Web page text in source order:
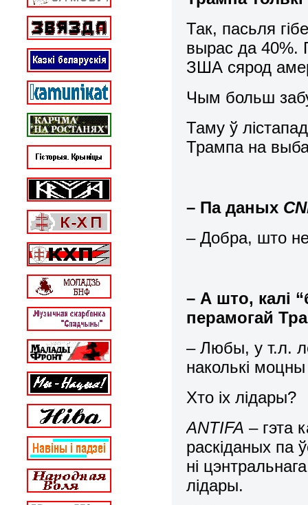
Так, пасьля
вырас да 40%.
ЗША сярод
Чым больш
Таму ў
Трампа на
– Па даных
– Добра, што
– А што, калі
перамогай
– Любы, у т.л.
наколькі моцны
Хто іх лідары?
ANTIFA – гэта
раскіданых па
ні
лідары.